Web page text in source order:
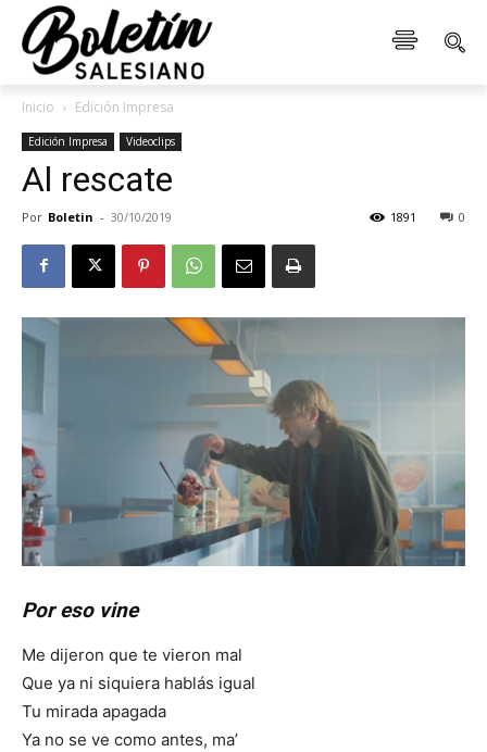
Inicio Edición Impresa
Edición Impresa Videoclips
Al rescate
Por Boletin - 30/10/2019 0
1891
Por eso vine
Me dijeron que te vieron mal
Que ya ni siquiera hablás igual
Tu mirada apagada
Ya no se ve como antes, ma’